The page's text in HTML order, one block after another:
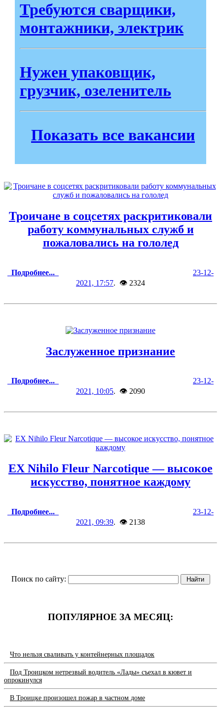
Требуются сварщики,
монтажники, электрик
Нужен упаковщик,
грузчик, озеленитель
Показать все вакансии
Троичане в соцсетях раскритиковали
работу коммунальных служб и
пожаловались на гололед
Подробнее...
23-12-
2021, 17:57. 👁 2324
Заслуженное признание
Подробнее...
23-12-
2021, 10:05. 👁 2090
EX Nihilo Fleur Narcotique — высокое
искусство, понятное каждому
Подробнее...
23-12-
2021, 09:39. 👁 2138
Поиск по сайту:
ПОПУЛЯРНОЕ ЗА МЕСЯЦ:
Что нельзя сваливать у контейнерных площадок
Под Троицком нетрезвый водитель «Лады» съехал в кювет и
опрокинулся
В Троицке произошел пожар в частном доме